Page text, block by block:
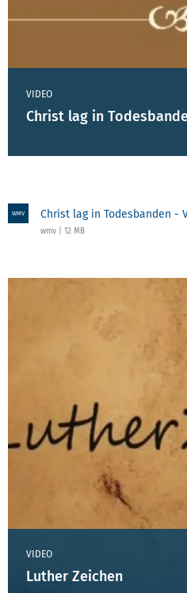
VIDEO
Christ lag in
WMV Christ lag in Todesbanden -
wmv | 12 MB
VIDEO
Luther Zeichen